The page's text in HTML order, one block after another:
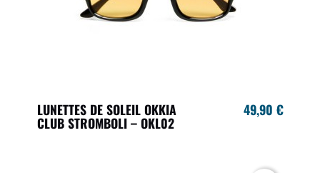
LUNETTES DE SOLEIL OKKIA
CLUB STROMBOLI – OKL02
49,90 €